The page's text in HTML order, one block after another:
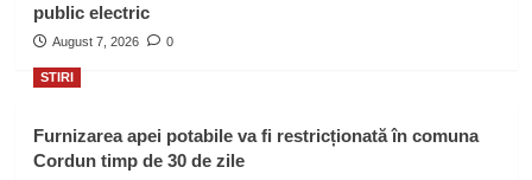
public electric
August 7, 2026 0
STIRI
Furnizarea apei potabile va fi restricționată în comuna
Cordun timp de 30 de zile